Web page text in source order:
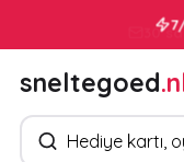
30
sneltegoed
Ürün arayın